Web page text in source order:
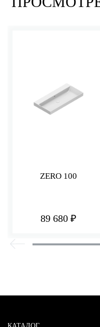
ZERO 100
89 680 ₽
КАТАЛОГ